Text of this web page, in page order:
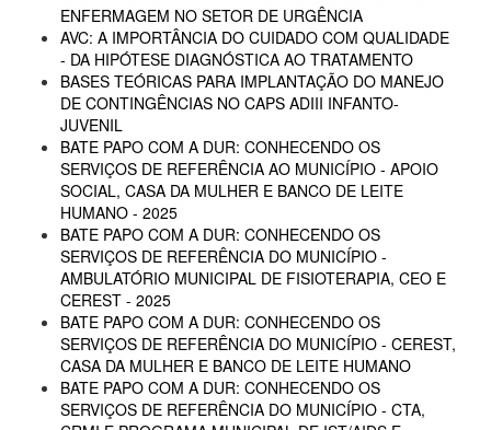
ENFERMAGEM NO SETOR DE URGÊNCIA
AVC: A IMPORTÂNCIA DO CUIDADO COM QUALIDADE
- DA HIPÓTESE DIAGNÓSTICA AO TRATAMENTO
BASES TEÓRICAS PARA IMPLANTAÇÃO DO MANEJO
DE CONTINGÊNCIAS NO CAPS ADIII INFANTO-
JUVENIL
BATE PAPO COM A DUR: CONHECENDO OS
SERVIÇOS DE REFERÊNCIA AO MUNICÍPIO - APOIO
SOCIAL, CASA DA MULHER E BANCO DE LEITE
HUMANO - 2025
BATE PAPO COM A DUR: CONHECENDO OS
SERVIÇOS DE REFERÊNCIA DO MUNICÍPIO -
AMBULATÓRIO MUNICIPAL DE FISIOTERAPIA, CEO E
CEREST - 2025
BATE PAPO COM A DUR: CONHECENDO OS
SERVIÇOS DE REFERÊNCIA DO MUNICÍPIO - CEREST,
CASA DA MULHER E BANCO DE LEITE HUMANO
BATE PAPO COM A DUR: CONHECENDO OS
SERVIÇOS DE REFERÊNCIA DO MUNICÍPIO - CTA,